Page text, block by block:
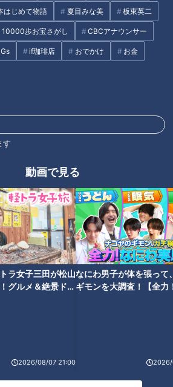
はじめて物語 夏目みな美 板東英二
10000歩お宝さがし CBCアナウンサー
if珈琲店 おでかけ お金
す
動画で見る
ラ女子三田が松山
グルメ＆絶景ドラ
2026/08/07 21:00
なにわ男子が体を張って
ギモンを大調査！【全力
2026/
担う人
』森林
ート
高校ヨット部でパンサー向井が
スリルと大変さを実体験！
ト
向井慧